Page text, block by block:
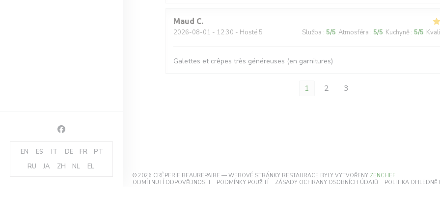
Facebook ((otevře se v novém okně))
EN ES IT DE FR
PT
RU
JA ZH NL EL
Maud C
2026-08-01 - 12:30 - Hosté 5 Služba : 5/5 Atmosféra : 5/5 Kuchyně : 5/5
Galettes et crêpes très généreuses (en garnitures)
1 2 3
© 2026 CRÊPERIE BEAUREPAIRE — WEBOVÉ STRÁNKY RESTAURACE BYLY VYTVOŘENY ZENCHEF((OTEVŘE SE V
ODMÍTNUTÍ ODPOVĚDNOSTI ((OTEVŘE SE V NOVÉM OKNĚ))
PODMÍNKY POUŽITÍ ((OTEVŘE SE V NOVÉM OKNĚ))
ZÁSADY OCHRANY OSOBNÍCH ÚDAJŮ ((OTEVŘE SE V NOVÉM
POLITIKA OHLEDNĚ